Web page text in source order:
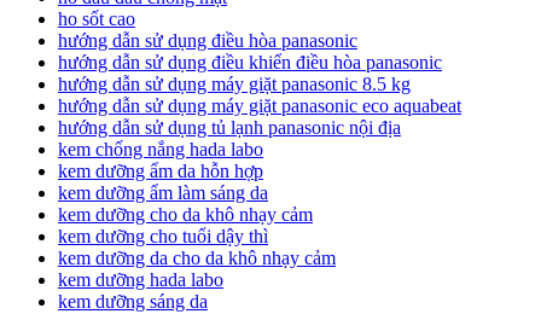
ho sốt cao
hướng dẫn sử dụng điều hòa panasonic
hướng dẫn sử dụng điều khiển điều hòa panasonic
hướng dẫn sử dụng máy giặt panasonic 8.5 kg
hướng dẫn sử dụng máy giặt panasonic eco aquabeat
hướng dẫn sử dụng tủ lạnh panasonic nội địa
kem chống nắng hada labo
kem dưỡng ẩm da hỗn hợp
kem dưỡng ẩm làm sáng da
kem dưỡng cho da khô nhạy cảm
kem dưỡng cho tuổi dậy thì
kem dưỡng da cho da khô nhạy cảm
kem dưỡng hada labo
kem dưỡng sáng da